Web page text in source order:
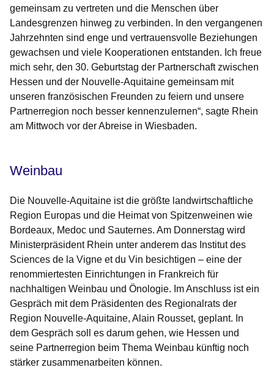
gemeinsam zu vertreten und die Menschen über
Landesgrenzen hinweg zu verbinden. In den vergangenen
Jahrzehnten sind enge und vertrauensvolle Beziehungen
gewachsen und viele Kooperationen entstanden. Ich freue
mich sehr, den 30. Geburtstag der Partnerschaft zwischen
Hessen und der Nouvelle-Aquitaine gemeinsam mit
unseren französischen Freunden zu feiern und unsere
Partnerregion noch besser kennenzulernen“, sagte Rhein
am Mittwoch vor der Abreise in Wiesbaden.
Weinbau
Die Nouvelle-Aquitaine ist die größte landwirtschaftliche
Region Europas und die Heimat von Spitzenweinen wie
Bordeaux, Medoc und Sauternes. Am Donnerstag wird
Ministerpräsident Rhein unter anderem das Institut des
Sciences de la Vigne et du Vin besichtigen – eine der
renommiertesten Einrichtungen in Frankreich für
nachhaltigen Weinbau und Önologie. Im Anschluss ist ein
Gespräch mit dem Präsidenten des Regionalrats der
Region Nouvelle-Aquitaine, Alain Rousset, geplant. In
dem Gespräch soll es darum gehen, wie Hessen und
seine Partnerregion beim Thema Weinbau künftig noch
stärker zusammenarbeiten können.